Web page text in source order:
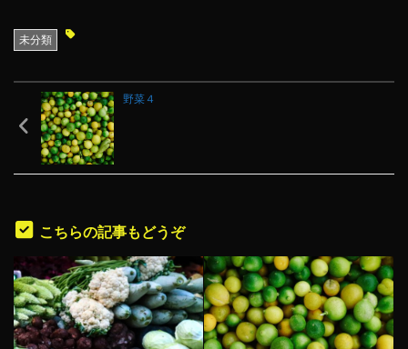
未分類
野菜４
こちらの記事もどうぞ